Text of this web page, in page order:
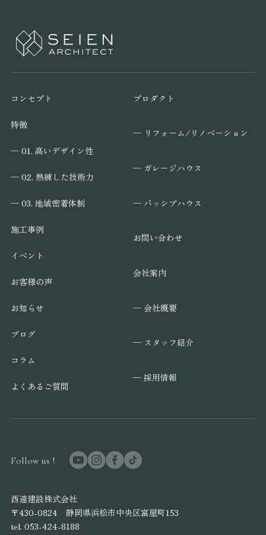
コンセプト
特徴
─ 01. 高いデザイン性
─ 02. 熟練した技術力
─ 03. 地域密着体制
施工事例
イベント
お客様の声
お知らせ
ブログ
コラム
よくあるご質問
プロダクト
─ リフォーム/リノベーション
─ ガレージハウス
─ パッシブハウス
お問い合わせ
会社案内
─ 会社概要
─ スタッフ紹介
─ 採用情報
Follow us !
西遠建設株式会社
〒430-0824 静岡県浜松市中央区富屋町153
tel. 053-424-8188